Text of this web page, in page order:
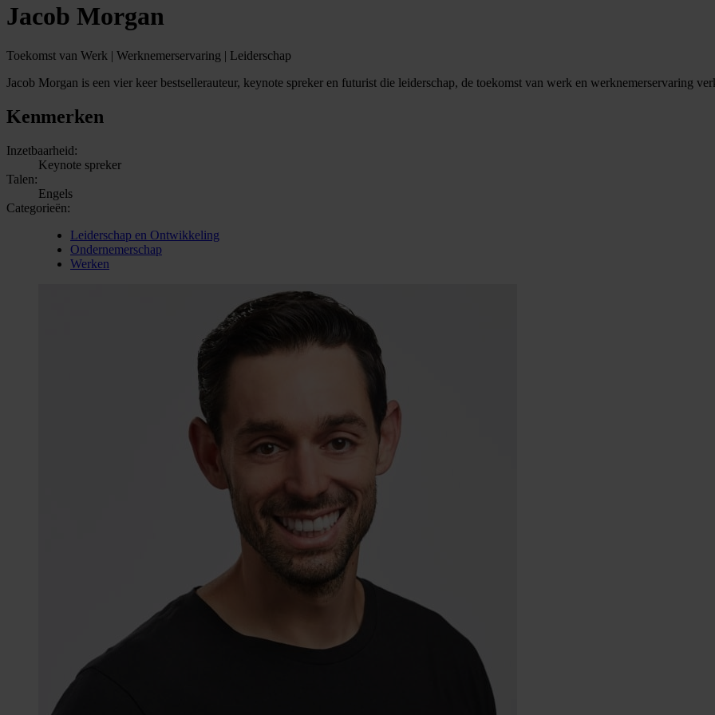
Jacob Morgan
Toekomst van Werk | Werknemerservaring | Leiderschap
Jacob Morgan is een vier keer bestsellerauteur, keynote spreker en futurist die leiderschap, de toekomst van werk en werknemerservaring
Kenmerken
Inzetbaarheid:
Keynote spreker
Talen:
Engels
Categorieën:
Leiderschap en Ontwikkeling
Ondernemerschap
Werken